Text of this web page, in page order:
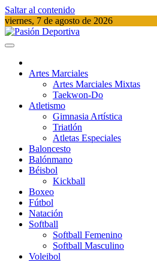
Saltar al contenido
viernes, 7 de agosto de 2026
Artes Marciales
Artes Marciales Mixtas
Taekwon-Do
Atletismo
Gimnasia Artística
Triatlón​
Atletas Especiales
Baloncesto
Balónmano
Béisbol
Kickball​
Boxeo
Fútbol
Natación​
Softball​
Softball​ Femenino
Softball​ Masculino
Voleibol​